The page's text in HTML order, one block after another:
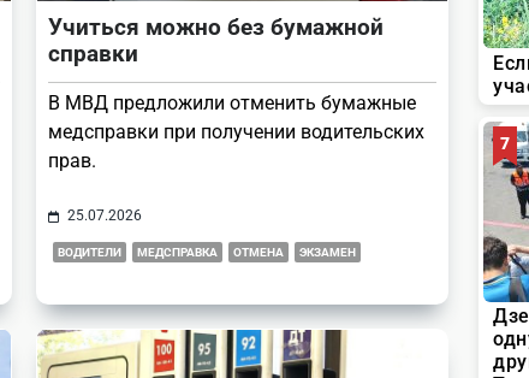
Учиться можно без бумажной
справки
В МВД предложили отменить бумажные
медсправки при получении водительских
прав.
25.07.2026
ВОДИТЕЛИ МЕДСПРАВКА ОТМЕНА ЭКЗАМЕН